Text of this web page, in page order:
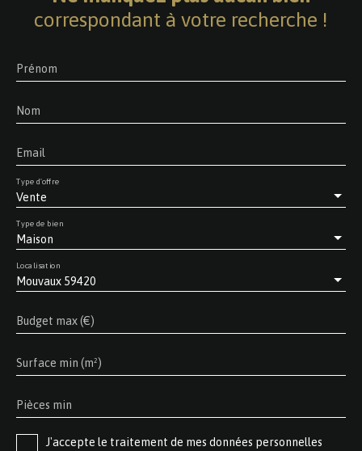
correspondant à votre recherche !
Prénom
Nom
Email
Vente
Type d'offre
Maison
Type de bien
Mouvaux 59420
Localisation
Budget max (€)
Surface min (m²)
Pièces min
J'accepte le traitement de mes données personnelles